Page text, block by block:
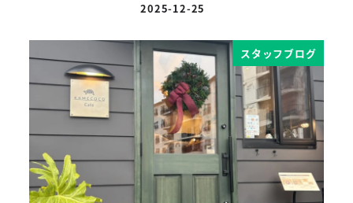
投稿日
2025-12-25
スタッフブログ